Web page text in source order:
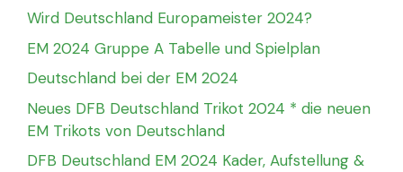
Wird Deutschland Europameister 2024?
EM 2024 Gruppe A Tabelle und Spielplan
Deutschland bei der EM 2024
Neues DFB Deutschland Trikot 2024 * die neuen
EM Trikots von Deutschland
DFB Deutschland EM 2024 Kader, Aufstellung &